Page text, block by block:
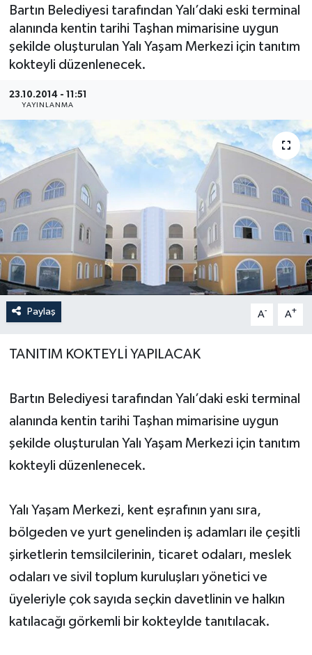
Bartın Belediyesi tarafından Yalı’daki eski terminal
alanında kentin tarihi Taşhan mimarisine uygun
şekilde oluşturulan Yalı Yaşam Merkezi için tanıtım
kokteyli düzenlenecek.
23.10.2014 - 11:51
YAYINLANMA
Paylaş A- A+
TANITIM KOKTEYLİ YAPILACAK
Bartın Belediyesi tarafından Yalı’daki eski terminal
alanında kentin tarihi Taşhan mimarisine uygun
şekilde oluşturulan Yalı Yaşam Merkezi için tanıtım
kokteyli düzenlenecek.
Yalı Yaşam Merkezi, kent eşrafının yanı sıra,
bölgeden ve yurt genelinden iş adamları ile çeşitli
şirketlerin temsilcilerinin, ticaret odaları, meslek
odaları ve sivil toplum kuruluşları yönetici ve
üyeleriyle çok sayıda seçkin davetlinin ve halkın
katılacağı görkemli bir kokteylde tanıtılacak.
Medya
Sağlık
Sinema
Siyaset
Spor
Tarım
Turizm
Yaşam
Yerel Yönetimler
YEREL